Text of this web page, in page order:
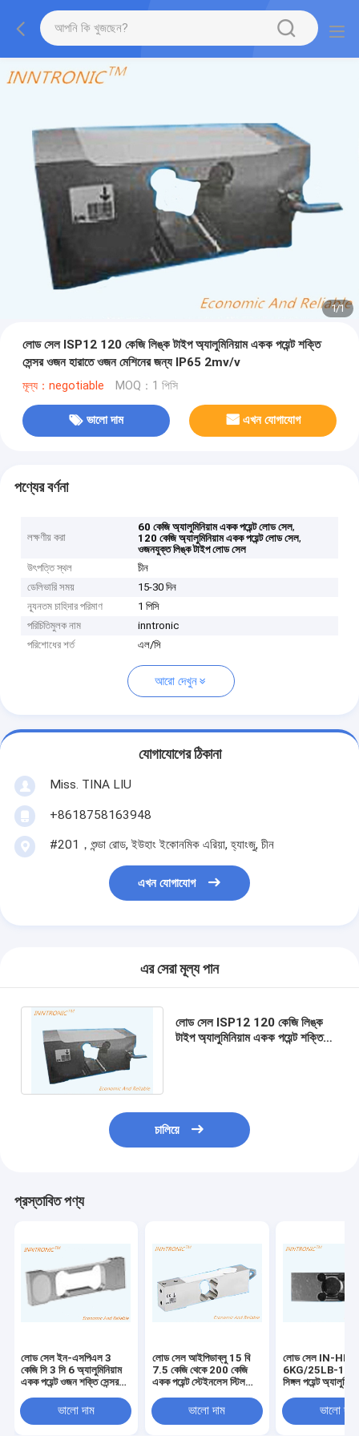
1/1
লোড সেল ISP12 120 কেজি লিঙ্ক টাইপ অ্যালুমিনিয়াম একক পয়েন্ট শক্তি
সেন্সর ওজন হারাতে ওজন মেশিনের জন্য IP65 2mv/v
মূল্য：negotiable MOQ：1 পিসি
ভালো দাম এখন যোগাযোগ
পণ্যের বর্ণনা
লক্ষণীয় করা
60 কেজি অ্যালুমিনিয়াম একক পয়েন্ট লোড সেল,
120 কেজি অ্যালুমিনিয়াম একক পয়েন্ট লোড সেল,
ওজনযুক্ত লিঙ্ক টাইপ লোড সেল
উৎপত্তি স্থল
চীন
ডেলিভারি সময়
15-30 দিন
ন্যূনতম চাহিদার পরিমাণ
1 পিসি
পরিচিতিমুলক নাম
inntronic
পরিশোধের শর্ত
এল/সি
আরো দেখুন
যোগাযোগের ঠিকানা
Miss. TINA LIU
+8618758163948
#201，শুন্ডা রোড, ইউহাং ইকোনমিক এরিয়া, হ্যাংজু, চীন
এখন যোগাযোগ
এর সেরা মূল্য পান
লোড সেল ISP12 120 কেজি লিঙ্ক
টাইপ অ্যালুমিনিয়াম একক পয়েন্ট শক্তি
চালিয়ে
প্রস্তাবিত পণ্য
লোড সেল ইন-এসপিএল 3
কেজি সি 3 সি 6 অ্যালুমিনিয়াম
একক পয়েন্ট ওজন শক্তি সেন্সর
ইলেকট্রনিক ভারসাম্য জন্য
2mv/v
ভালো দাম
লোড সেল আইপিডাব্লু 15 বি
7.5 কেজি থেকে 200 কেজি
একক পয়েন্ট স্টেইনলেস স্টিল
প্ল্যাটফর্ম বেঞ্চ স্কেল 2 এমভি /
ভি সি 3 এর জন্য
ভালো দাম
লোড সেল IN-HPS
6KG/25LB-
সিঙ্গল পয়েন্ট
প্ল্যাটফর্ম স্কেল
ভালো দাম